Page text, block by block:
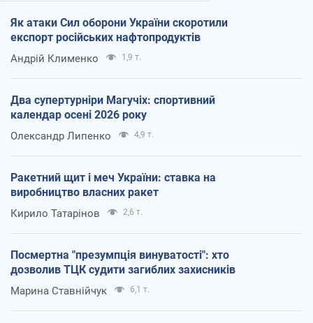
Як атаки Сил оборони України скоротили
експорт російських нафтопродуктів
Андрій Клименко 1,9 т.
Два супертурніри Магучіх: спортивний
календар осені 2026 року
Олександр Липенко 4,9 т.
Ракетний щит і меч України: ставка на
виробництво власних ракет
Кирило Татарінов 2,6 т.
Посмертна "презумпція винуватості": хто
дозволив ТЦК судити загиблих захисників
Марина Ставнійчук 6,1 т.